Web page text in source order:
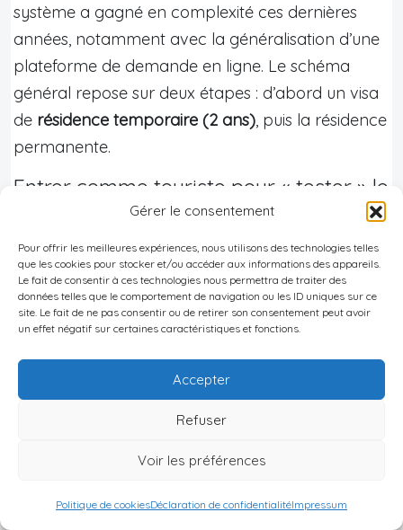
Gérer le consentement
Pour offrir les meilleures expériences, nous utilisons des technologies telles
que les cookies pour stocker et/ou accéder aux informations des appareils.
Le fait de consentir à ces technologies nous permettra de traiter des
données telles que le comportement de navigation ou les ID uniques sur ce
site. Le fait de ne pas consentir ou de retirer son consentement peut avoir
un effet négatif sur certaines caractéristiques et fonctions.
Accepter
Refuser
Voir les préférences
Politique de cookiesDéclaration de confidentialitéImpressum
système a gagné en complexité ces dernières
années, notamment avec la généralisation d’une
plateforme de demande en ligne. Le schéma
général repose sur deux étapes : d’abord un visa
de résidence temporaire (2 ans), puis la résidence
permanente.
Entrer comme touriste pour « tester » le
Pour de nombreux ressortissants (dont les
Français,Canadiens, Américains, Britanniques,
Australiens), il n’est pas nécessaire de demander
un visa avant le départ pour un séjour touristique.
Un simple tampon d’entrée (« T‑3 ») autorise une
sur une période glissante de
jours supplémentaires, en payant des frais (un